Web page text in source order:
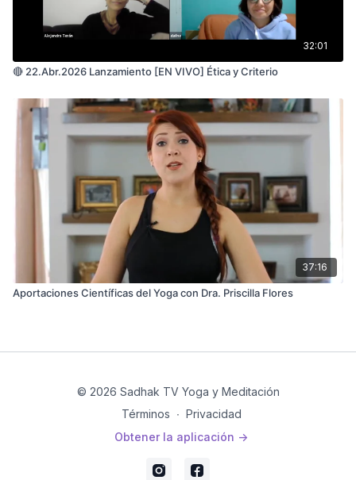
32:01
🔴 22.Abr.2026 Lanzamiento [EN VIVO] Ética y Criterio
37:16
Aportaciones Científicas del Yoga con Dra. Priscilla Flores
© 2026 Sadhak TV Yoga y Meditación
Términos ∙ Privacidad
Obtener la aplicación ->